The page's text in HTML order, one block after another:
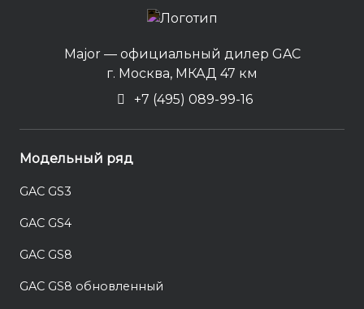
Major — официальный дилер GAC
г. Москва, МКАД 47 км
+7 (495) 089-99-16
Модельный ряд
GAC GS3
GAC GS4
GAC GS8
GAC GS8 обновленный